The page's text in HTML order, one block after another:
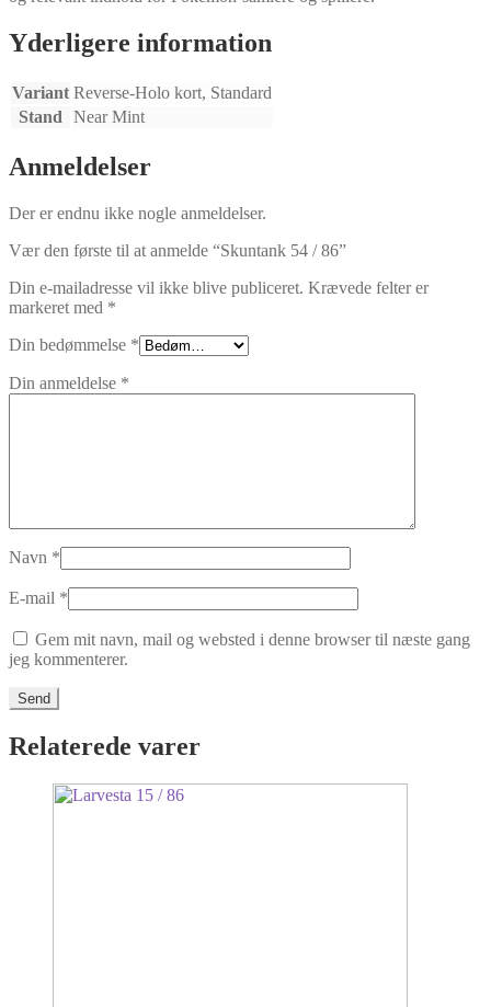
Yderligere information
Variant Reverse-Holo kort, Standard
Stand
Near Mint
Anmeldelser
Der er endnu ikke nogle anmeldelser.
Vær den første til at anmelde “Skuntank 54 / 86”
Din e-mailadresse vil ikke blive publiceret. Krævede felter er
markeret med *
Din bedømmelse *
Din anmeldelse *
Navn *
E-mail *
Gem mit navn, mail og websted i denne browser til næste gang
jeg kommenterer.
Relaterede varer